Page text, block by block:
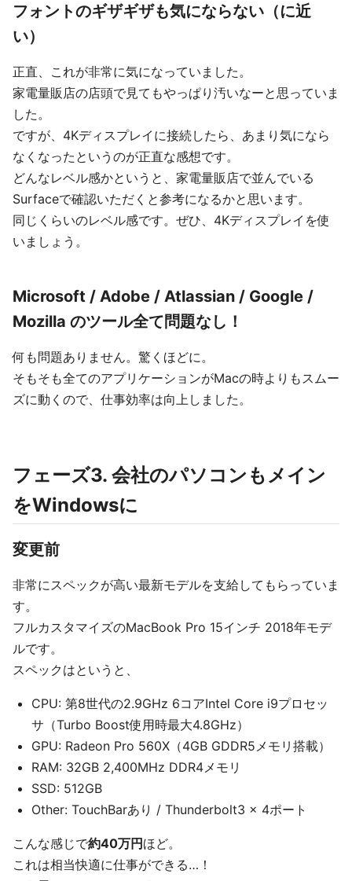
フォントのギザギザも気にならない（に近
い）
正直、これが非常に気になっていました。
家電量販店の店頭で見てもやっぱり汚いなーと思っていま
した。
ですが、4Kディスプレイに接続したら、あまり気になら
なくなったというのが正直な感想です。
どんなレベル感かというと、家電量販店で並んでいる
Surfaceで確認いただくと参考になるかと思います。
同じくらいのレベル感です。ぜひ、4Kディスプレイを使
いましょう。
Microsoft / Adobe / Atlassian / Google /
Mozilla のツール全て問題なし！
何も問題ありません。驚くほどに。
そもそも全てのアプリケーションがMacの時よりもスムー
ズに動くので、仕事効率は向上しました。
フェーズ3. 会社のパソコンもメイン
をWindowsに
変更前
非常にスペックが高い最新モデルを支給してもらっていま
す。
フルカスタマイズのMacBook Pro 15インチ 2018年モデ
ルです。
スペックはというと、
CPU: 第8世代の2.9GHz 6コアIntel Core i9プ‍ロセッ
サ（Turbo Boost使用時最大4.8GHz）
GPU: Radeon Pro 560X（4GB GDDR5メ‍モ‍リ搭載）
RAM: 32GB 2,400MHz DDR4メモリ
SSD: 512GB
Other: TouchBarあり / Thunderbolt3 × 4ポート
こんな感じで約40万円ほど。
これは相当快適に仕事ができる…！